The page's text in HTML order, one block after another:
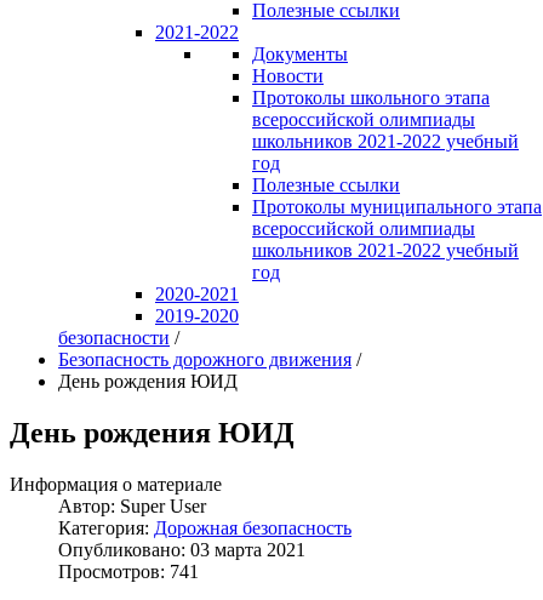
Полезные ссылки
2021-2022
Документы
Новости
Протоколы школьного этапа
всероссийской олимпиады
школьников 2021-2022 учебный
год
Полезные ссылки
Протоколы муниципального этапа
всероссийской олимпиады
школьников 2021-2022 учебный
год
2020-2021
2019-2020
безопасности /
Безопасность дорожного движения /
День рождения ЮИД
День рождения ЮИД
Информация о материале
Автор: Super User
Категория: Дорожная безопасность
Опубликовано: 03 марта 2021
Просмотров: 741